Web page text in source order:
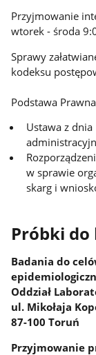
Przyjmowanie
wtorek - środa
Sprawy
kodeksu
Podstawa
Ustawa z
w sprawie
skarg i
Próbki do
Badania do
Oddział
ul. Mikołaja
87-100 Toruń
Przyjmowanie